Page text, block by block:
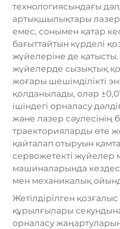
технологиясындағы
артықшылықтары лазер
емес, сонымен қатар
бағыттайтын күрделі
жүйелеріне де қатысты.
жүйелерде сызықтық
жоғары шешімділікті
қолданылады, олар
ішіндегі орналасу
және лазер сәулесінің
траекторияларды өте
қайталап отыруын
сервожетекті жүйелер
машиналарында
мен механикалық
Жетілдірілген
құрылғылары
орналасу